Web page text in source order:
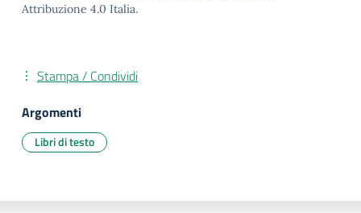
Attribuzione 4.0 Italia.
Stampa / Condividi
Argomenti
Libri di testo